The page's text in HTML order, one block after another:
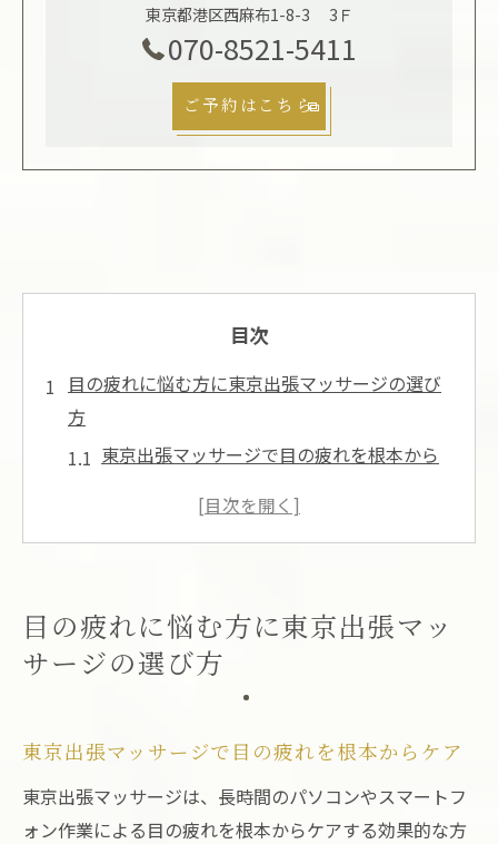
東京都港区西麻布1-8-3 3Ｆ
070-8521-5411
ご予約はこちら
目次
目の疲れに悩む方に東京出張マッサージの選び
方
東京出張マッサージで目の疲れを根本から
自宅で受ける東京出張マッサージの選び方
東京出張マッサージで全身のだるさも同時
に解消
忙しい方が安心できる東京出張マッサージ
活用法
東京出張マッサージが与える目の疲れへの
目の疲れに悩む方に東京出張マッ
サージの選び方
東京出張マッサージで目の疲れを根本からケア
東京出張マッサージは、長時間のパソコンやスマートフ
ォン作業による目の疲れを根本からケアする効果的な方